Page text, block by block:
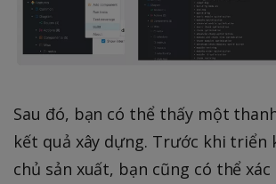
Sau đó, bạn có thể thấy một
kết quả xây dựng. Trước khi triển
chủ sản xuất, bạn cũng có thể